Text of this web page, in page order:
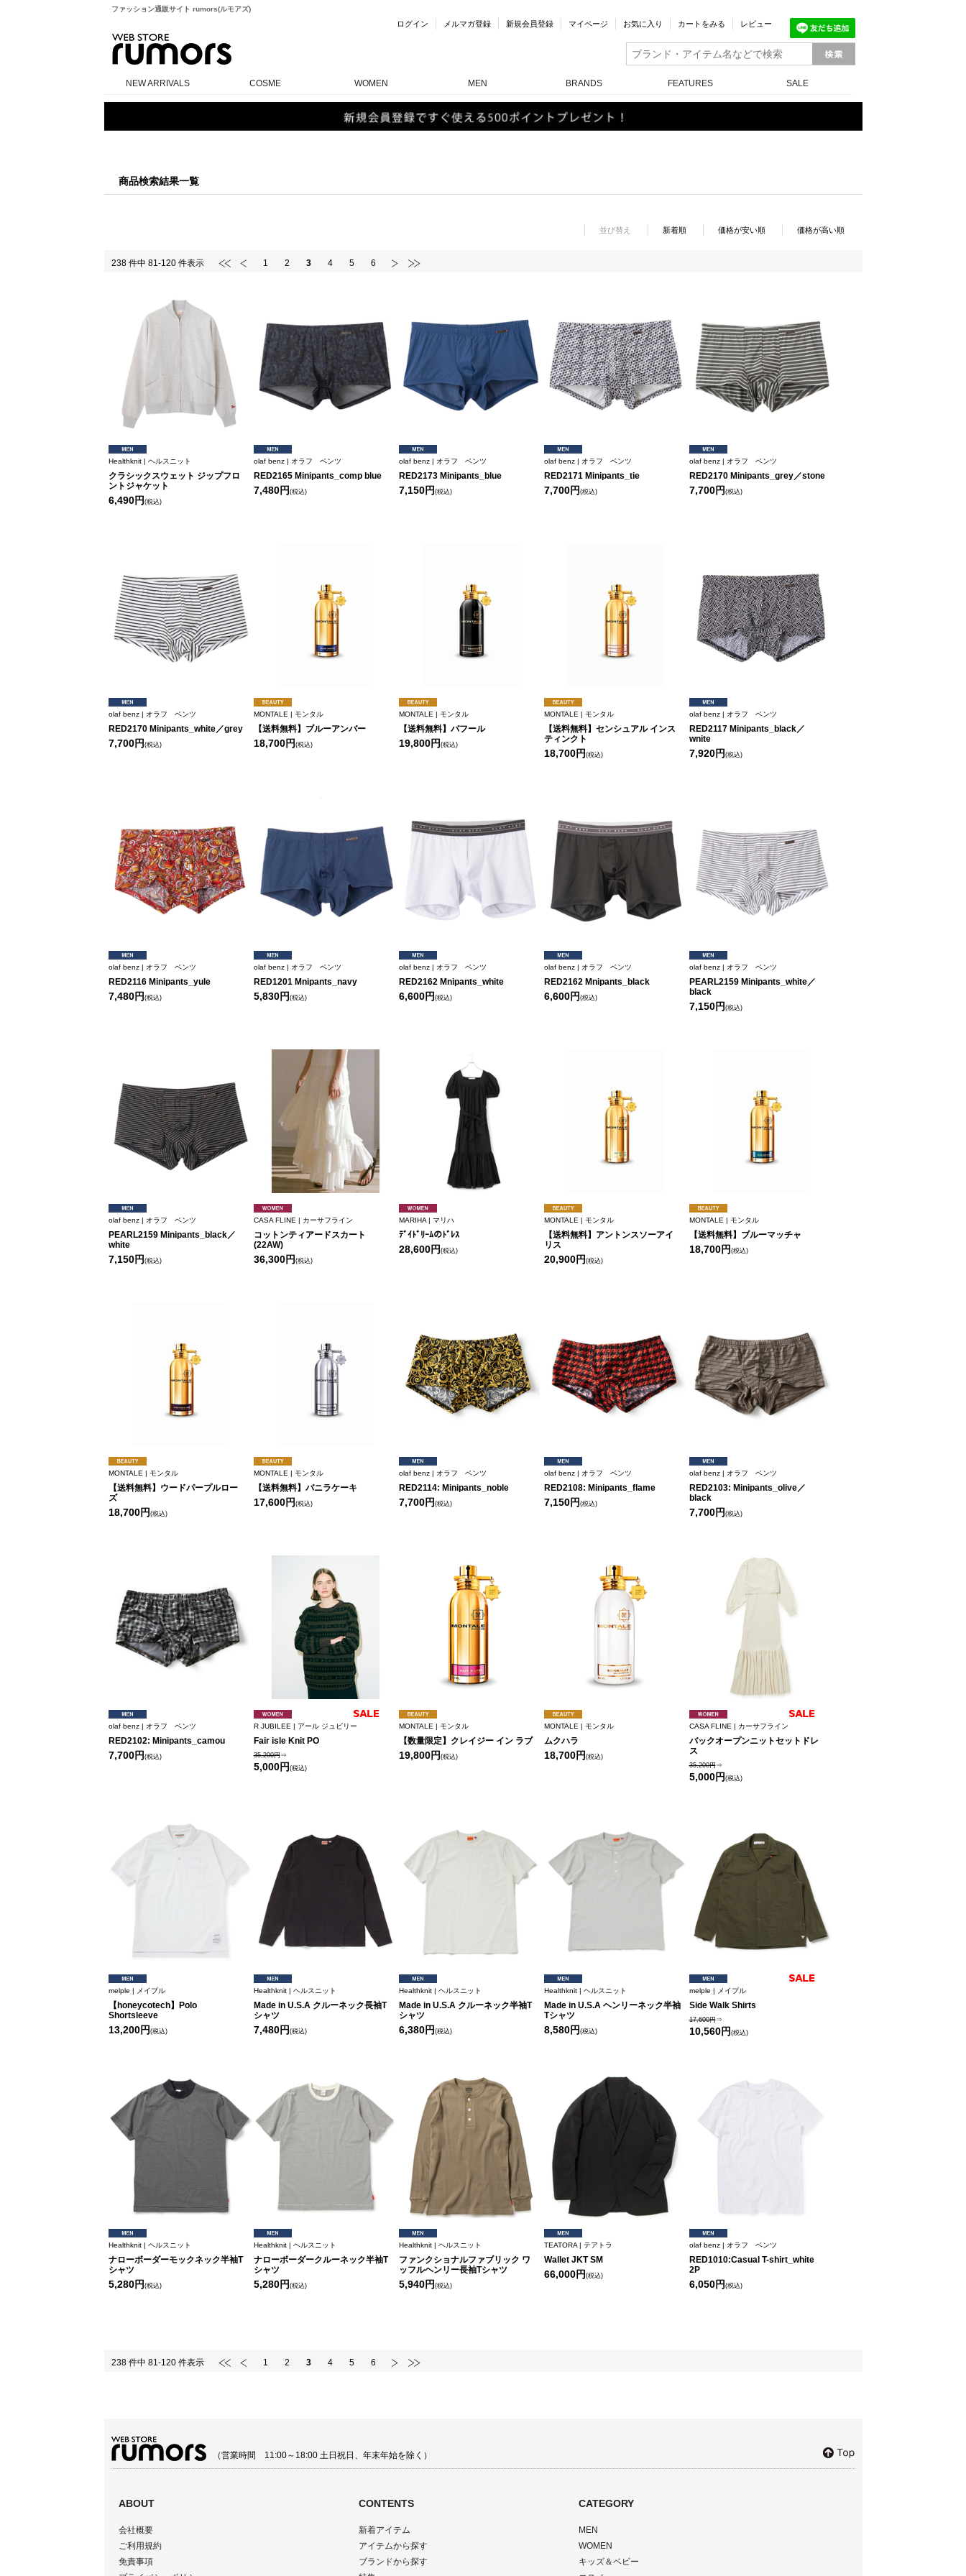
ファッション通販サイト rumors(ルモアズ)
ログイン メルマガ登録 新規会員登録 マイページ お気に入り カートをみる レビュー
NEW ARRIVALS COSME WOMEN MEN BRANDS FEATURES SALE
商品検索結果一覧
並び替え 新着順 価格が安い順 価格が高い順
238 件中 81-120 件表示 1 2 3 4 5 6
Healthknit | ヘルスニット
クラシックスウェット ジップフロ
ントジャケット
6,490円 (税込)
olaf benz | オラフ ベンツ
RED2165 Minipants_comp blue
7,480円 (税込)
olaf benz | オラフ ベンツ
RED2173 Minipants_blue
7,150円 (税込)
olaf benz | オラフ ベンツ
RED2171 Minipants_tie
7,700円 (税込)
olaf benz | オラフ ベンツ
RED2170 Minipants_grey／stone
7,700円 (税込)
olaf benz | オラフ ベンツ
RED2170 Minipants_white／grey
7,700円 (税込)
MONTALE | モンタル
【送料無料】ブルーアンバー
18,700円 (税込)
MONTALE | モンタル
【送料無料】バフール
19,800円 (税込)
MONTALE | モンタル
【送料無料】センシュアル インス
ティンクト
18,700円 (税込)
olaf benz | オラフ ベンツ
RED2117 Minipants_black／
wnite
7,920円 (税込)
olaf benz | オラフ ベンツ
RED2116 Minipants_yule
7,480円 (税込)
olaf benz | オラフ ベンツ
RED1201 Mnipants_navy
5,830円 (税込)
olaf benz | オラフ ベンツ
RED2162 Mnipants_white
6,600円 (税込)
olaf benz | オラフ ベンツ
RED2162 Mnipants_black
6,600円 (税込)
olaf benz | オラフ ベンツ
PEARL2159 Minipants_white／
black
7,150円 (税込)
olaf benz | オラフ ベンツ
PEARL2159 Minipants_black／
white
7,150円 (税込)
CASA FLINE | カーサフライン
コットンティアードスカート
(22AW)
36,300円 (税込)
MARIHA | マリハ
ﾃﾞｲﾄﾞﾘｰﾑのﾄﾞﾚｽ
28,600円 (税込)
MONTALE | モンタル
【送料無料】アントンスソーアイ
リス
20,900円 (税込)
MONTALE | モンタル
【送料無料】ブルーマッチャ
18,700円 (税込)
MONTALE | モンタル
【送料無料】ウードパープルロー
ズ
18,700円 (税込)
MONTALE | モンタル
【送料無料】バニラケーキ
17,600円 (税込)
olaf benz | オラフ ベンツ
RED2114: Minipants_noble
7,700円 (税込)
olaf benz | オラフ ベンツ
RED2108: Minipants_flame
7,150円 (税込)
olaf benz | オラフ ベンツ
RED2103: Minipants_olive／
black
7,700円 (税込)
olaf benz | オラフ ベンツ
RED2102: Minipants_camou
7,700円 (税込)
R JUBILEE | アール ジュビリー
Fair isle Knit PO
35,200円⇒
5,000円 (税込)
MONTALE | モンタル
【数量限定】クレイジー イン ラブ
19,800円 (税込)
MONTALE | モンタル
ムクハラ
18,700円 (税込)
CASA FLINE | カーサフライン
バックオープンニットセットドレ
ス
35,200円⇒
5,000円 (税込)
melple | メイプル
【honeycotech】Polo
Shortsleeve
13,200円 (税込)
Healthknit | ヘルスニット
Made in U.S.A クルーネック長袖T
シャツ
7,480円 (税込)
Healthknit | ヘルスニット
Made in U.S.A クルーネック半袖T
シャツ
6,380円 (税込)
Healthknit | ヘルスニット
Made in U.S.A ヘンリーネック半袖
Tシャツ
8,580円 (税込)
melple | メイプル
Side Walk Shirts
17,600円⇒
10,560円 (税込)
Healthknit | ヘルスニット
ナローボーダーモックネック半袖T
シャツ
5,280円 (税込)
Healthknit | ヘルスニット
ナローボーダークルーネック半袖T
シャツ
5,280円 (税込)
Healthknit | ヘルスニット
ファンクショナルファブリック ワ
ッフルヘンリー長袖Tシャツ
5,940円 (税込)
TEATORA | テアトラ
Wallet JKT SM
66,000円 (税込)
olaf benz | オラフ ベンツ
RED1010:Casual T-shirt_white
2P
6,050円 (税込)
238 件中 81-120 件表示 1 2 3 4 5 6
（営業時間 11:00～18:00 土日祝日、年末年始を除く）
ABOUT
会社概要
ご利用規約
免責事項
CONTENTS
新着アイテム
アイテムから探す
ブランドから探す
CATEGORY
MEN
WOMEN
キッズ＆ベビー